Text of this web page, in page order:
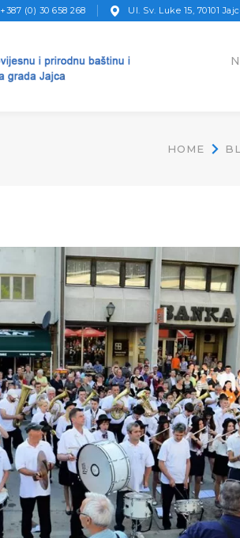
+387 (0) 30 658 268 Ul. Sv. Luke 15, 70101
HOME